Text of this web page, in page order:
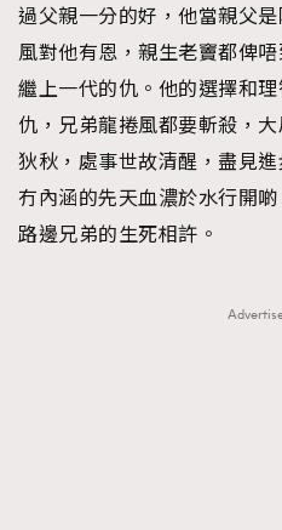
過父親一分的好，他當親父
風對他有恩，親生老竇都俾
繼上一代的仇。他的選擇和
仇，兄弟龍捲風都要斬殺，
狄秋，處事世故清醒，盡見
冇內涵的先天血濃於水行開
路邊兄弟的生死相許。